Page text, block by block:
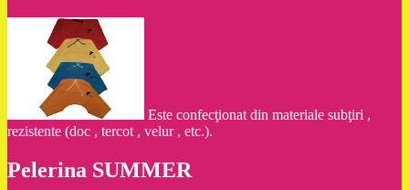
Este confecţionat din materiale subţiri ,
rezistente (doc , tercot , velur , etc.).
Pelerina SUMMER